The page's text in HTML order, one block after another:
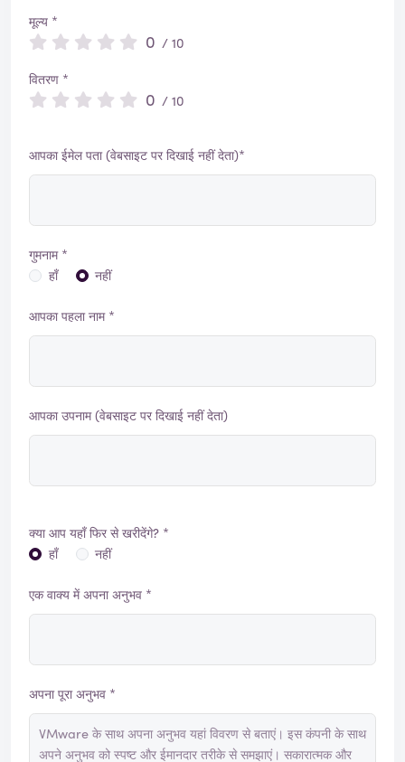
मूल्य *
0 / 10
वितरण *
0 / 10
आपका ईमेल पता (वेबसाइट पर दिखाई नहीं देता)*
गुमनाम *
हाँ
नहीं
आपका पहला नाम *
आपका उपनाम (वेबसाइट पर दिखाई नहीं देता)
क्या आप यहाँ फिर से खरीदेंगे? *
हाँ
नहीं
एक वाक्य में अपना अनुभव *
अपना पूरा अनुभव *